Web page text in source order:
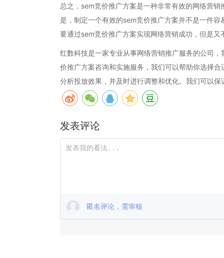
总之，sem竞价推广方案是一种非常有效的网络营
是，制定一个有效的sem竞价推广方案并不是一件
要通过sem竞价推广方案实现网络营销成功，但是
红数科技是一家专业从事网络营销推广服务的公司
价推广方案咨询和实施服务，我们可以帮助你选择
分析投放效果，并及时进行调整和优化。我们可以
发表评论
匿名评论，需审核